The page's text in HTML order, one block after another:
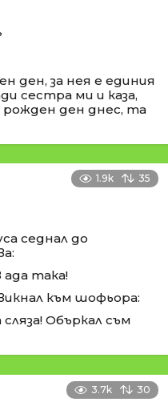
ден, за нея е единия
сестра ми и каза,
рожден ден днес, та
1.9k 35
седнал до
така!
към шофьора:
Объркал съм
3.7k 30